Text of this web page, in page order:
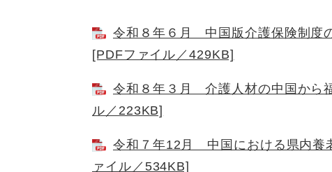
令和８年６月 中国版介護保険制度
[PDFファイル／429KB]
令和８年３月 介護人材の中国から
ル／223KB]
令和７年12月 中国における県内養
ァイル／534KB]